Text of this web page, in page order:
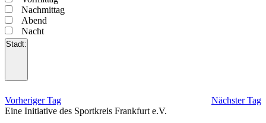
Nachmittag
Abend
Nacht
Stadt:
öffnen
Filter
Vorheriger Tag
Nächster Tag
Eine Initiative des Sportkreis Frankfurt e.V.